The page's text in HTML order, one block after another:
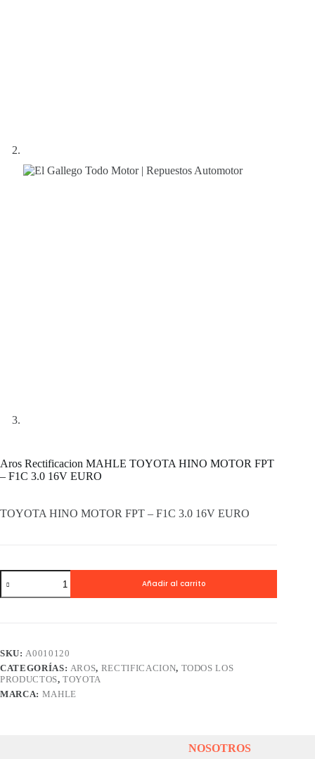
Aros Rectificacion MAHLE TOYOTA HINO MOTOR FPT
– F1C 3.0 16V EURO
TOYOTA HINO MOTOR FPT – F1C 3.0 16V EURO
Aros
Rectificacion
MAHLE
-
F1C
3.0
16V
Añadir al carrito
SKU:A0010120
CATEGORÍAS: AROS, RECTIFICACION, TODOS LOS
PRODUCTOS,TOYOTA
MARCA: MAHLE
NOSOTROS